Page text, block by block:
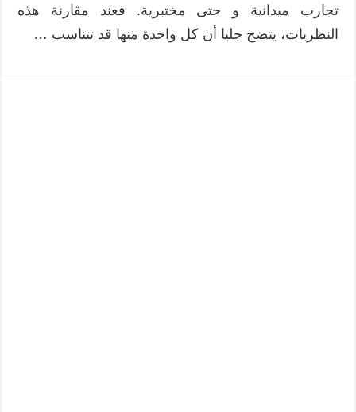
تجارب ميدانية و حتى مختبرية. فعند مقارنة هذه
النظريات، يتضح جليا أن كل واحدة منها قد تتناسب …